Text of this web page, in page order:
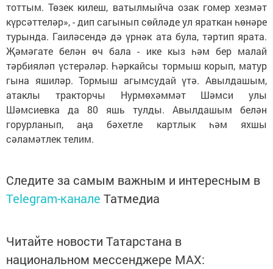
тоттым. Төзек килеш, ватылмыйча озак гомер хезмәт
күрсәттеләр», - дип сагынып сөйләде ул яраткан һөнәре
турында. Гаиләсендә дә үрнәк ата була, тәртип ярата.
Җәмәгате белән өч бала - ике кыз һәм бер малай
тәрбияләп үстерәләр. Һәркайсы тормыш корып, матур
гына яшиләр. Тормыш агымсудай үтә. Авылдашым,
атаклы тракторчы Нурмөхәммәт Шәмси улы
Шәмсиевка да 80 яшь тулды. Авылдашым белән
горурланып, аңа бәхетле картлык һәм яхшы
сәламәтлек телим.
Следите за самым важным и интересным в
Telegram-канале Татмедиа
Читайте новости Татарстана в
национальном мессенджере MАХ: